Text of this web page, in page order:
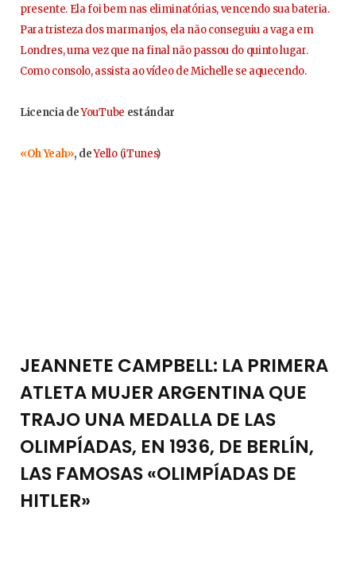
presente. Ela foi bem nas eliminatórias, vencendo sua bateria.
Para tristeza dos marmanjos, ela não conseguiu a vaga em
Londres, uma vez que na final não passou do quinto lugar.
Como consolo, assista ao vídeo de Michelle se aquecendo.
Licencia deYouTube estándar
«Oh Yeah», de Yello(iTunes)
JEANNETE CAMPBELL: LA PRIMERA
ATLETA MUJER ARGENTINA QUE
TRAJO UNA MEDALLA DE LAS
OLIMPÍADAS, EN 1936, DE BERLÍN,
LAS FAMOSAS «OLIMPÍADAS DE
HITLER»